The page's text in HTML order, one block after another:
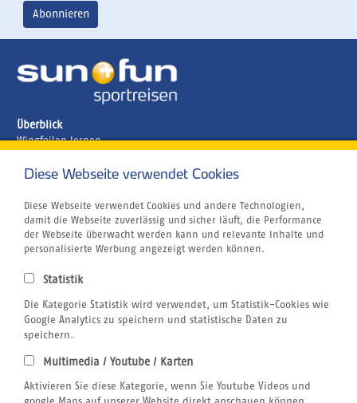
Überblick
Wingfoilen lernen
Brasilien
Kapverden
Marokko
Unternehmen
Airline Blacklist
Kitesurfen
Tauchen
SUP
Wellenreiten
Rechtliches
AGB sun+fun
Diese Webseite verwendet Cookies
Diese Webseite verwendet Cookies und andere Technologien,
damit die Webseite zuverlässig und sicher läuft, die Performance
der Webseite überwacht werden kann und relevante Inhalte und
personalisierte Werbung angezeigt werden können.
Statistik
Die Kategorie Statistik wird verwendet, um Statistik-Cookies wie
Google Analytics zu speichern und statistische Daten zu
speichern.
Multimedia / Youtube / Karten
Aktivieren Sie diese Kategorie, wenn Sie Youtube Videos und